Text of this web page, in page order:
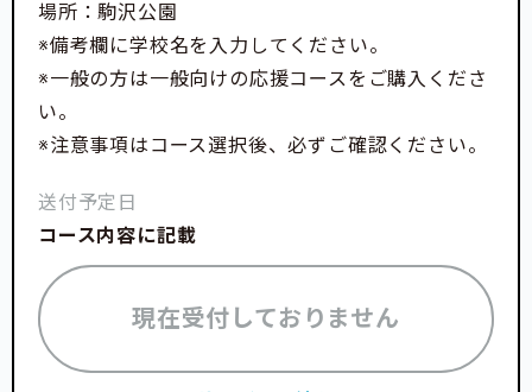
場所：駒沢公園
※備考欄に学校名を入力してください。
※一般の方は一般向けの応援コースをご購入くださ
い。
※注意事項はコース選択後、必ずご確認ください。
送付予定日
コース内容に記載
現在受付しておりません